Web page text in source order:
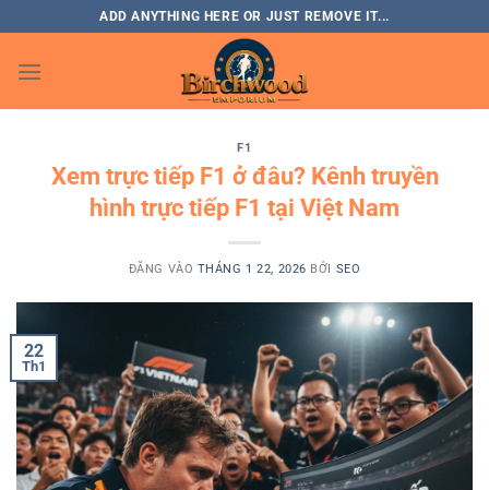
nội
ADD ANYTHING HERE OR JUST REMOVE IT...
F1
Xem trực tiếp F1 ở đâu? Kênh truyền
hình trực tiếp F1 tại Việt Nam
ĐĂNG VÀO THÁNG 1 22, 2026 BỞI SEO
22
Th1